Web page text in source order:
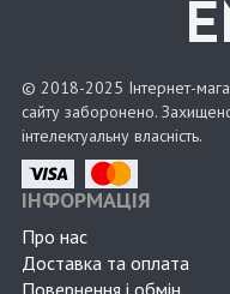
© 2018-2025 Інтернет-
сайту заборонено.
інтелектуальну власність.
ІНФОРМАЦІЯ
Про нас
Доставка та оплата